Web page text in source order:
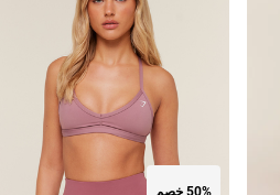
50% خصم